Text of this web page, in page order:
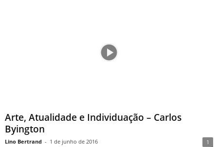
Arte, Atualidade e Individuação – Carlos
Byington
Lino Bertrand - 1 de junho de 2016 1